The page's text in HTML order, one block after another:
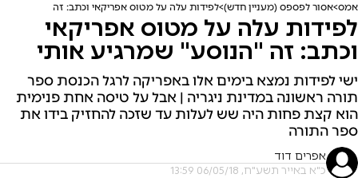
אמס אסור לפספס (מעניין חדש) לפידות עלה על מטוס אפריקאי וכתב: זה "הנוסע"
לפידות עלה על מטוס אפריקאי
וכתב: זה "הנוסע" שמרגיע אותי
ישי לפידות נמצא בימים אלו באפריקה לרגל הכנסת ספר
תורה ראשונה במדינת ניגריה | אבל על טיסה אחת פנימית
הוא קצת פחות היה שש לעלות עד שזכה להחזיק בידו את
ספר התורה
אפרים דוד
כ"א באייר תשע"ח, 06/05/18 13:59